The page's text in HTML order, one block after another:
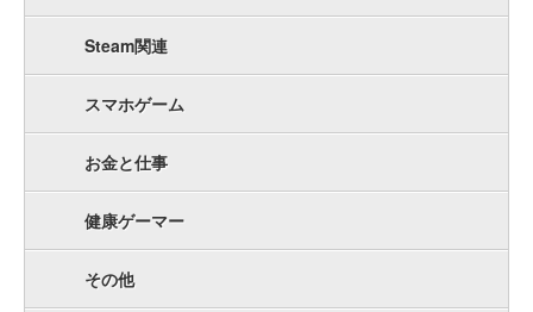
Steam関連
スマホゲーム
お金と仕事
健康ゲーマー
その他